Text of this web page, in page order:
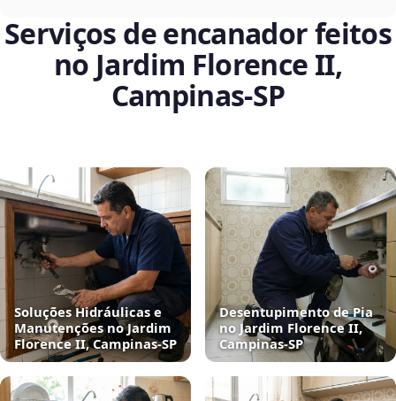
Serviços de encanador feitos
no Jardim Florence II,
Campinas‑SP
Soluções Hidráulicas e
Manutenções no Jardim
Florence II, Campinas‑SP
Desentupimento de Pia
no Jardim Florence II,
Campinas‑SP